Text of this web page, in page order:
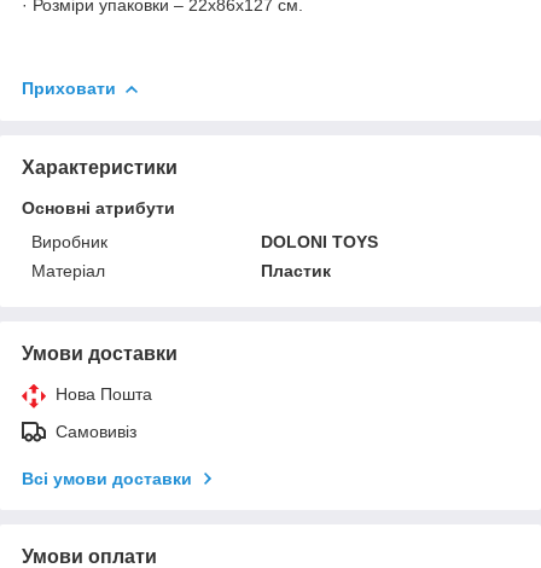
· Розміри упаковки – 22х86х127 см.
Приховати
Характеристики
Основні атрибути
Виробник
DOLONI TOYS
Матеріал
Пластик
Умови доставки
Нова Пошта
Самовивіз
Всі умови доставки
Умови оплати